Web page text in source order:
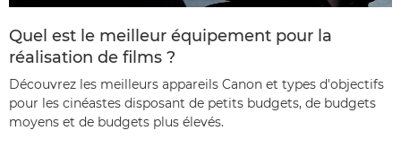
Quel est le meilleur équipement pour la
réalisation de films ?
Découvrez les meilleurs appareils Canon et types d'objectifs
pour les cinéastes disposant de petits budgets, de budgets
moyens et de budgets plus élevés.